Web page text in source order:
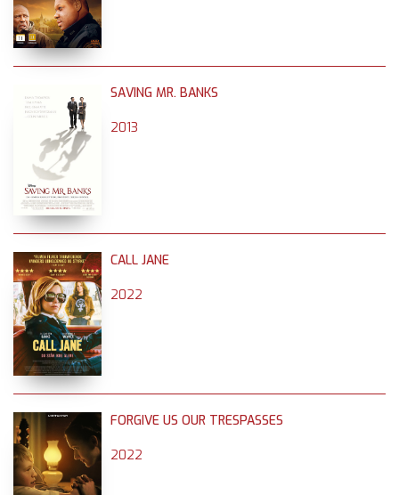
SAVING MR. BANKS
2013
CALL JANE
2022
FORGIVE US OUR TRESPASSES
2022